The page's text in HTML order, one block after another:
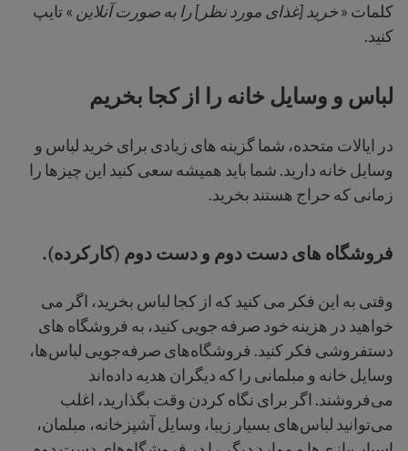
کلمات «خرید [غذای مورد نظر] را به صورت آنلاین » تایپ
کنید.
لباس و وسایل خانه را از کجا بخریم
در ایالات متحده، شما گزینه های زیادی برای خرید لباس و
وسایل خانه دارید. شما باید همیشه سعی کنید این چیزها را
زمانی که حراج هستند بخرید.
فروشگاه های دست دوم و دست دوم (کارکرده).
وقتی به این فکر می کنید که از کجا لباس بخرید، اگر می
خواهید در هزینه خود صرفه جویی کنید، به فروشگاه های
دستفروشی فکر کنید. فروشگاه‌های صرفه‌جویی لباس‌ها،
وسایل خانه و مبلمانی را که دیگران هدیه داده‌اند
می‌فروشند. اگر برای نگاه کردن وقت بگذارید، اغلب
می‌توانید لباس‌های بسیار زیبا، وسایل آشپزخانه، مبلمان،